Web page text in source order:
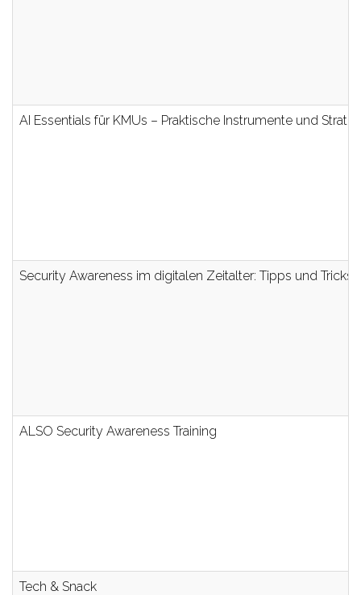
AI Essentials für KMUs – Praktische Instrumente und
Security Awareness im digitalen Zeitalter: Tipps und Tricks
ALSO Security Awareness Training
Tech & Snack